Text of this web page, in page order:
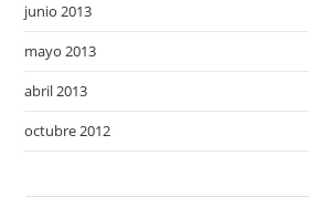
junio 2013
mayo 2013
abril 2013
octubre 2012